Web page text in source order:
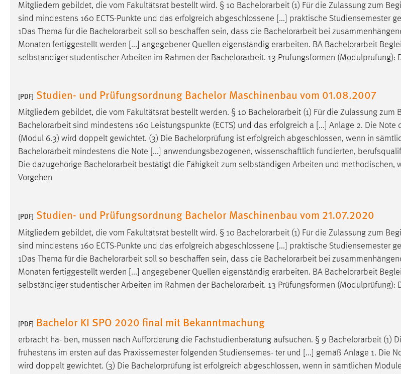
Mitgliedern gebildet, die vom Fakultätsrat bestellt wird. § 10 Bachelorarbeit (1) Für die Zulassung zum
sind mindestens 160 ECTS-Punkte und das erfolgreich abgeschlossene [...] praktische Studiensemester
1Das Thema für die Bachelorarbeit soll so beschaffen sein, dass die Bachelorarbeit bei
Monaten fertiggestellt werden [...] angegebener Quellen eigenständig erarbeiten. BA Bachelorarbeit
selbständiger studentischer Arbeiten im Rahmen der Bachelorarbeit. 13 Prüfungsformen (Modulprüfung):
[PDF] Studien- und Prüfungsordnung Bachelor Maschinenbau vom 01.08.2007
Mitgliedern gebildet, die vom Fakultätsrat bestellt werden. § 10 Bachelorarbeit (1) Für die Zulassung zum
Bachelorarbeit sind mindestens 160 Leistungspunkte (ECTS) und das erfolgreich a [...] Anlage 2. Die Note
(Modul 6.3) wird doppelt gewichtet. (3) Die Bachelorprüfung ist erfolgreich abgeschlossen, wenn in
Bachelorarbeit mindestens die Note [...] anwendungsbezogenen, wissenschaftlich fundierten,
Die dazugehörige Bachelorarbeit bestätigt die Fähigkeit zum selbständigen Arbeiten und methodischen,
Vorgehen
[PDF] Studien- und Prüfungsordnung Bachelor Maschinenbau vom 21.07.2020
Mitgliedern gebildet, die vom Fakultätsrat bestellt wird. § 10 Bachelorarbeit (1) Für die Zulassung zum
sind mindestens 160 ECTS-Punkte und das erfolgreich abgeschlossene [...] praktische Studiensemester
1Das Thema für die Bachelorarbeit soll so beschaffen sein, dass die Bachelorarbeit bei
Monaten fertiggestellt werden [...] angegebener Quellen eigenständig erarbeiten. BA Bachelorarbeit
selbständiger studentischer Arbeiten im Rahmen der Bachelorarbeit. 13 Prüfungsformen (Modulprüfung):
[PDF] Bachelor KI SPO 2020 final mit Bekanntmachung
erbracht ha- ben, müssen nach Aufforderung die Fachstudienberatung aufsuchen. § 9 Bachelorarbeit (1)
frühestens im ersten auf das Praxissemester folgenden Studiensemes- ter und [...] gemäß Anlage 1. Die
wird doppelt gewichtet. (3) Die Bachelorprüfung ist erfolgreich abgeschlossen, wenn in sämtlichen
Name: _pk_ref, _pk_cvar, _pk_id, _pk_ses
Zweck: Zugriffsstatistik
Cookie Laufzeit: Max. 13 Monate
MARKETING
verwendet, um personalisierte Werbung anzuzeigen.
Sie tun dies, indem sie Besucher über Websites
hinweg verfolgen.
Google Ads
Cookie Laufzeit: 3 Monate
Facebook Pixel
Cookie Laufzeit: 3 Monate